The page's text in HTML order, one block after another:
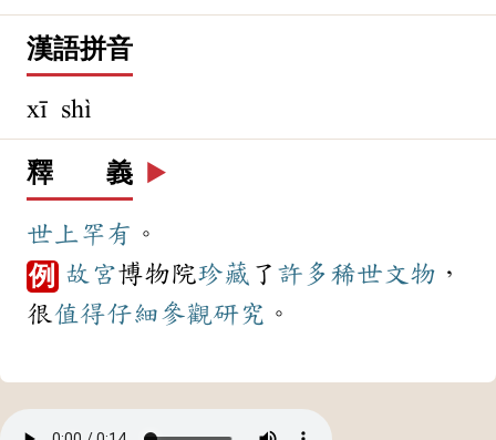
漢語拼音
xī shì
釋 義 ▶️
世上罕有 。
例 故宮博物院珍藏 了 許多 稀世 文物 ，
很值得仔細參觀研究 。